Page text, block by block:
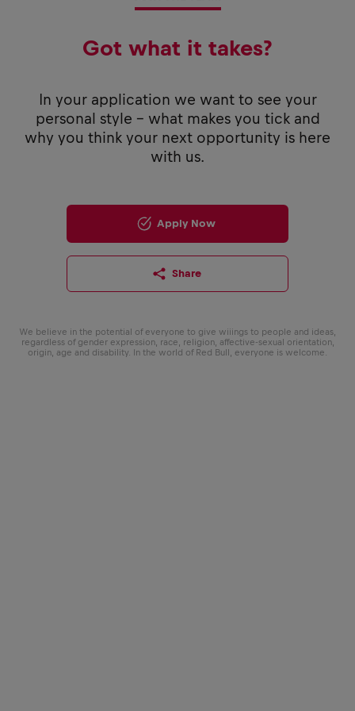
Got what it takes?
In your application we want to see your
personal style - what makes you tick and
why you think your next opportunity is here
with us.
Apply Now
Share
We believe in the potential of everyone to give wiiings to people and ideas,
regardless of gender expression, race, religion, affective-sexual orientation,
origin, age and disability. In the world of Red Bull, everyone is welcome.